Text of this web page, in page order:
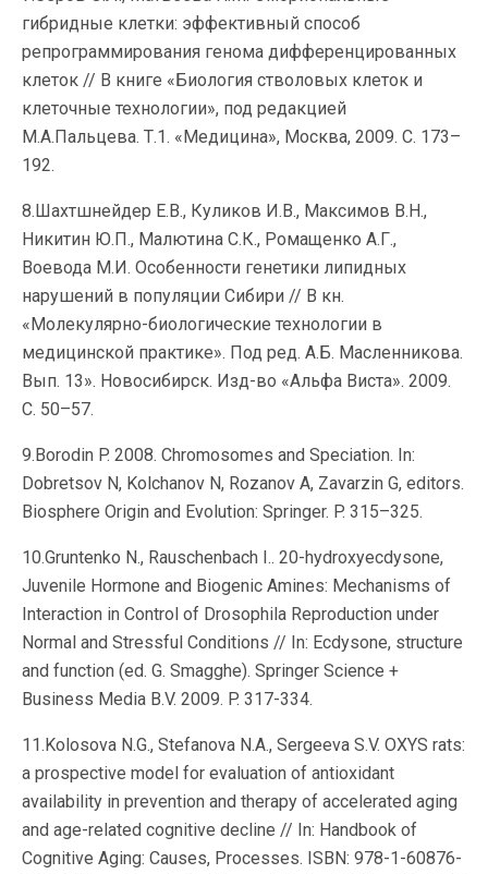
гибридные клетки: эффективный способ
репрограммирования генома дифференцированных
клеток // В книге «Биология стволовых клеток и
клеточные технологии», под редакцией
М.А.Пальцева. Т.1. «Медицина», Москва, 2009. C. 173–
192.
8.Шахтшнейдер Е.В., Куликов И.В., Максимов В.Н.,
Никитин Ю.П., Малютина С.К., Ромащенко А.Г.,
Воевода М.И. Особенности генетики липидных
нарушений в популяции Сибири // В кн.
«Молекулярно-биологические технологии в
медицинской практике». Под ред. А.Б. Масленникова.
Вып. 13». Новосибирск. Изд-во «Альфа Виста». 2009.
С. 50–57.
9.Borodin P. 2008. Chromosomes and Speciation. In:
Dobretsov N, Kolchanov N, Rozanov A, Zavarzin G, editors.
Biosphere Origin and Evolution: Springer. P. 315–325.
10.Gruntenko N., Rauschenbach I.. 20-hydroxyecdysone,
Juvenile Hormone and Biogenic Amines: Mechanisms of
Interaction in Control of Drosophila Reproduction under
Normal and Stressful Conditions // In: Ecdysone, structure
and function (ed. G. Smagghe). Springer Science +
Business Media B.V. 2009. P. 317-334.
11.Kolosova N.G., Stefanova N.A., Sergeeva S.V. OXYS rats:
a prospective model for evaluation of antioxidant
availability in prevention and therapy of accelerated aging
and age-related cognitive decline // In: Handbook of
Cognitive Aging: Causes, Processes. ISBN: 978-1-60876-